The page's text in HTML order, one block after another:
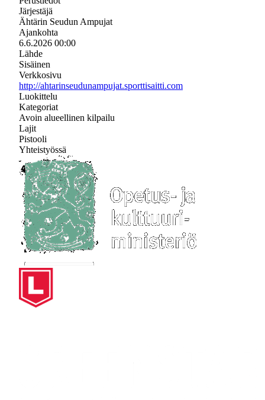
Järjestäjä
Ähtärin Seudun Ampujat
Ajankohta
6.6.2026 00:00
Lähde
Sisäinen
Verkkosivu
http://ahtarinseudunampujat.sporttisaitti.com
Luokittelu
Kategoriat
Avoin alueellinen kilpailu
Lajit
Pistooli
Yhteistyössä